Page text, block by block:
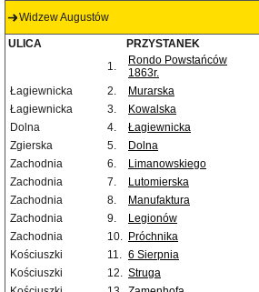
Widzew Augustów
ULICA PRZYSTANEK
1.
Rondo Powstańców
1863r.
Łagiewnicka 2. Murarska
Łagiewnicka
3. Kowalska
Dolna
4. Łagiewnicka
Zgierska
5. Dolna
Zachodnia
6. Limanowskiego
Zachodnia
7. Lutomierska
Zachodnia
8. Manufaktura
Zachodnia
9. Legionów
Zachodnia
10. Próchnika
Kościuszki
11. 6 Sierpnia
Kościuszki
12. Struga